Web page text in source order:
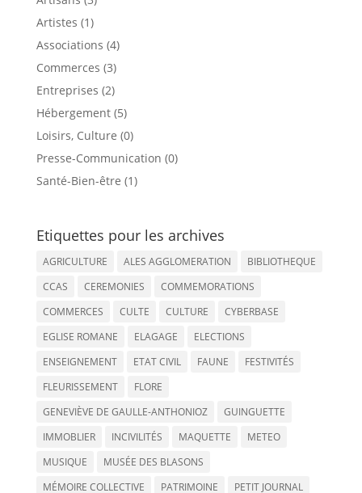
Artistes (1)
Associations (4)
Commerces (3)
Entreprises (2)
Hébergement (5)
Loisirs, Culture (0)
Presse-Communication (0)
Santé-Bien-être (1)
Etiquettes pour les archives
AGRICULTURE ALES AGGLOMERATION
BIBLIOTHEQUE
CCAS
CEREMONIES
COMMEMORATIONS
COMMERCES
CULTE CULTURE
CYBERBASE
EGLISE ROMANE
ELAGAGE
ELECTIONS
ENSEIGNEMENT
ETAT CIVIL FAUNE
FESTIVITÉS
FLEURISSEMENT
FLORE
GENEVIÈVE DE GAULLE-ANTHONIOZ
GUINGUETTE
IMMOBLIER
INCIVILITÉS MAQUETTE
METEO
MUSIQUE
MUSÉE DES BLASONS
MÉMOIRE COLLECTIVE
PATRIMOINE PETIT JOURNAL